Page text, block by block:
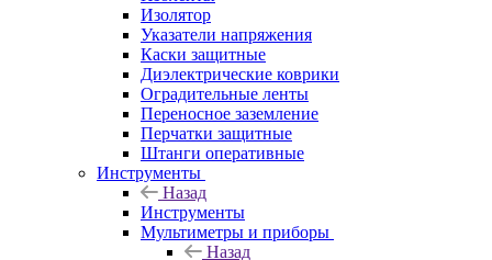
Изолятор
Указатели напряжения
Каски защитные
Диэлектрические коврики
Оградительные ленты
Переносное заземление
Перчатки защитные
Штанги оперативные
Инструменты
Назад
Инструменты
Мультиметры и приборы
Назад